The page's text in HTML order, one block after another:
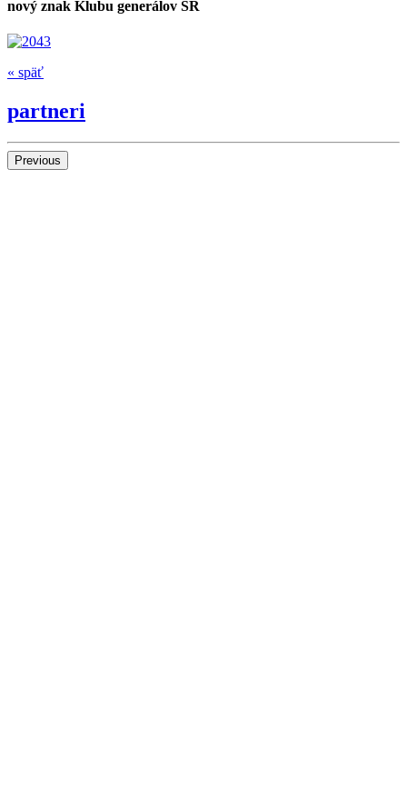
nový znak Klubu generálov SR
« späť
partneri
Previous